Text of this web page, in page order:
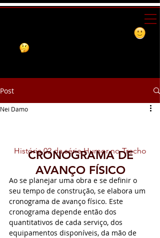
Post
Nei Damo
História 02 da série Humor no Trecho
Ao se planejar uma obra e se definir o
seu tempo de construção, se elabora um
cronograma de avanço físico. Este
cronograma depende então dos
quantitativos de cada serviço, dos
equipamentos disponíveis, da mão de
CRONOGRAMA DE
AVANÇO FÍSICO